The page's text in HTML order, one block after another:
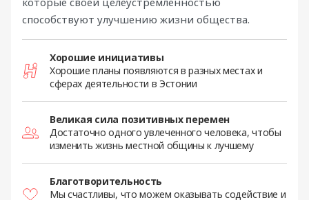
способствуют улучшению жизни общества.
Хорошие инициативы
Хорошие планы появляются в разных местах и
сферах деятельности в Эстонии
Великая сила позитивных перемен
Достаточно одного увлеченного человека, чтобы
изменить жизнь местной общины к лучшему
Благотворительность
Мы счастливы, что можем оказывать содействие и